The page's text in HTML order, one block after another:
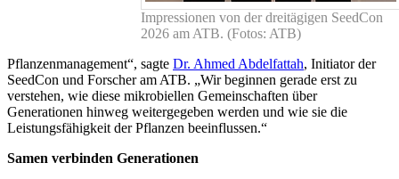
Impressionen von der dreitägigen SeedCon
2026 am ATB. (Fotos: ATB)
Pflanzenmanagement“, sagte Dr. Ahmed Abdelfattah, Initiator der
SeedCon und Forscher am ATB. „Wir beginnen gerade erst zu
verstehen, wie diese mikrobiellen Gemeinschaften über
Generationen hinweg weitergegeben werden und wie sie die
Leistungsfähigkeit der Pflanzen beeinflussen.“
Samen verbinden Generationen